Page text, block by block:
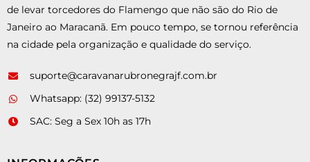
de levar torcedores do Flamengo que não são do Rio de
Janeiro ao Maracanã. Em pouco tempo, se tornou referência
na cidade pela organização e qualidade do serviço.
suporte@caravanarubronegrajf.com.br
Whatsapp: (32) 99137-5132
SAC: Seg a Sex 10h as 17h